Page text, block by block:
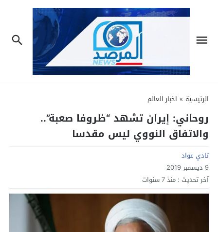
الرئيسية » اخبار العالم
روحاني: إيران تشهد “ظروفا صعبة”..
والاتفاق النووي ليس مقدسا
تادي عواد
9 ديسمبر 2019
آخر تحديث : منذ 7 سنوات